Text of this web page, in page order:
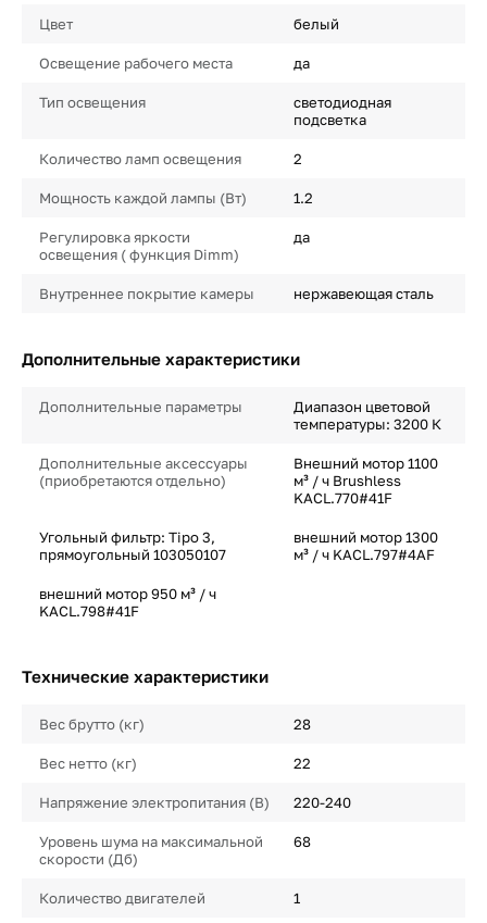
Цвет белый
Освещение рабочего места да
Тип освещения
светодиодная
подсветка
Количество ламп освещения 2
Мощность каждой лампы (Вт) 1.2
Регулировка яркости
освещения ( функция Dimm)
да
Внутреннее покрытие камеры нержавеющая сталь
Дополнительные характеристики
Дополнительные параметры
Диапазон цветовой
температуры: 3200 К
Дополнительные аксессуары
(приобретаются отдельно)
Внешний мотор 1100
м³ / ч Brushless
KACL.770#41F
Угольный фильтр: Tipo 3,
прямоугольный 103050107
внешний мотор 1300
м³ / ч KACL.797#4AF
внешний мотор 950 м³ / ч
KACL.798#41F
Технические характеристики
Вес брутто (кг) 28
Вес нетто (кг) 22
Напряжение электропитания (В) 220-240
Уровень шума на максимальной
скорости (Дб)
68
Количество двигателей 1